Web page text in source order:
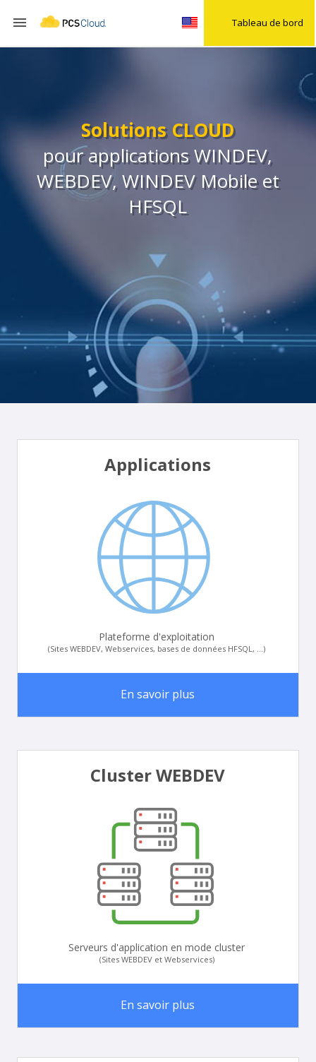
 Tableau de bord
Solutions CLOUD
pour applications WINDEV,
WEBDEV, WINDEV Mobile et
HFSQL
Applications
Plateforme d'exploitation
(Sites WEBDEV, Webservices, bases de données HFSQL, ...)
En savoir plus
Cluster WEBDEV
Serveurs d'application en mode cluster
(Sites WEBDEV et Webservices)
En savoir plus